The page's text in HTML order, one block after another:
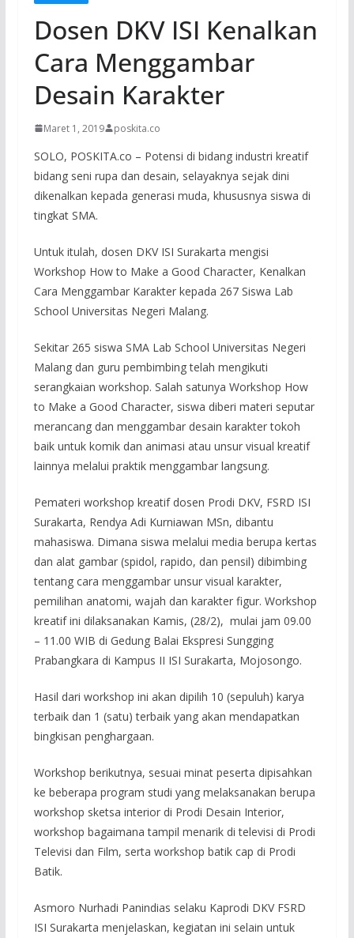
Dosen DKV ISI Kenalkan
Cara Menggambar
Desain Karakter
Maret 1, 2019 poskita.co
SOLO, POSKITA.co – Potensi di bidang industri kreatif
bidang seni rupa dan desain, selayaknya sejak dini
dikenalkan kepada generasi muda, khususnya siswa di
tingkat SMA.
Untuk itulah, dosen DKV ISI Surakarta mengisi
Workshop How to Make a Good Character, Kenalkan
Cara Menggambar Karakter kepada 267 Siswa Lab
School Universitas Negeri Malang.
Sekitar 265 siswa SMA Lab School Universitas Negeri
Malang dan guru pembimbing telah mengikuti
serangkaian workshop. Salah satunya Workshop How
to Make a Good Character, siswa diberi materi seputar
merancang dan menggambar desain karakter tokoh
baik untuk komik dan animasi atau unsur visual kreatif
lainnya melalui praktik menggambar langsung.
Pemateri workshop kreatif dosen Prodi DKV, FSRD ISI
Surakarta, Rendya Adi Kurniawan MSn, dibantu
mahasiswa. Dimana siswa melalui media berupa kertas
dan alat gambar (spidol, rapido, dan pensil) dibimbing
tentang cara menggambar unsur visual karakter,
pemilihan anatomi, wajah dan karakter figur. Workshop
kreatif ini dilaksanakan Kamis, (28/2), mulai jam 09.00
– 11.00 WIB di Gedung Balai Ekspresi Sungging
Prabangkara di Kampus II ISI Surakarta, Mojosongo.
Hasil dari workshop ini akan dipilih 10 (sepuluh) karya
terbaik dan 1 (satu) terbaik yang akan mendapatkan
bingkisan penghargaan.
Workshop berikutnya, sesuai minat peserta dipisahkan
ke beberapa program studi yang melaksanakan berupa
workshop sketsa interior di Prodi Desain Interior,
workshop bagaimana tampil menarik di televisi di Prodi
Televisi dan Film, serta workshop batik cap di Prodi
Batik.
Asmoro Nurhadi Panindias selaku Kaprodi DKV FSRD
ISI Surakarta menjelaskan, kegiatan ini selain untuk